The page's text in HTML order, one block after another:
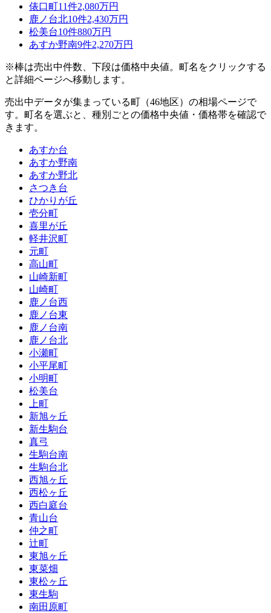
俵口町11件2,080万円
鹿ノ台北10件2,430万円
松美台10件880万円
あすか野南9件2,270万円
※棒は売出中件数、下段は価格中央値。町名をクリックする
と詳細ページへ移動します。
売出中データが集まっている町（46地区）の相場ページで
す。町名を選ぶと、種別ごとの価格中央値・価格帯を確認で
きます。
あすか台
あすか野南
あすか野北
さつき台
ひかりが丘
壱分町
喜里が丘
軽井沢町
元町
高山町
山崎新町
山崎町
鹿ノ台西
鹿ノ台東
鹿ノ台南
鹿ノ台北
小瀬町
小平尾町
小明町
松美台
上町
新旭ヶ丘
新生駒台
真弓
生駒台南
生駒台北
西旭ヶ丘
西松ヶ丘
西白庭台
青山台
仲之町
辻町
東旭ヶ丘
東菜畑
東松ヶ丘
東生駒
南田原町